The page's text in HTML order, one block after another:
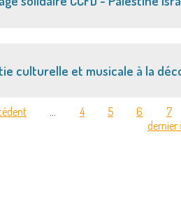
culturelle et musicale à la
… 4 5 6 7
dernier